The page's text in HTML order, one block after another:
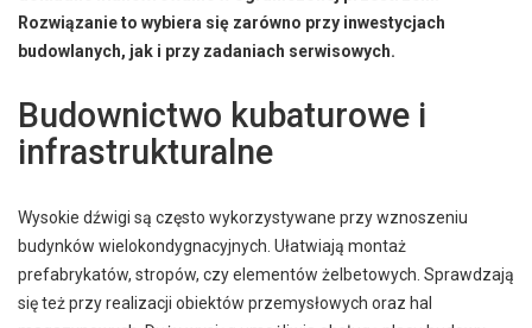
Rozwiązanie to wybiera się zarówno przy inwestycjach
budowlanych, jak i przy zadaniach serwisowych.
Budownictwo kubaturowe i
infrastrukturalne
Wysokie dźwigi są często wykorzystywane przy wznoszeniu
budynków wielokondygnacyjnych. Ułatwiają montaż
prefabrykatów, stropów, czy elementów żelbetowych. Sprawdzają
się też przy realizacji obiektów przemysłowych oraz hal